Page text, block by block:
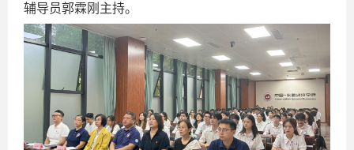
辅导员郭霖刚主持。